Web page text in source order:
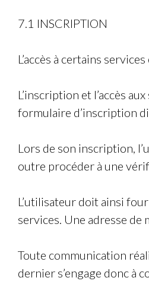
7.1 INSCRIPTION
L’accès à certains
L’inscription et l’accès
formulaire d’inscription
Lors de son inscription,
outre procéder à une
L’utilisateur doit ainsi
services. Une adresse
Toute communication
dernier s’engage donc à